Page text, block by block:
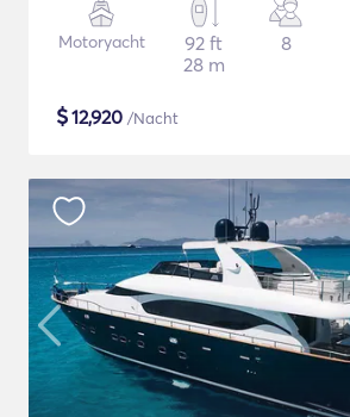
Motoryacht
92 ft
28 m
8
$12,920 /Nacht